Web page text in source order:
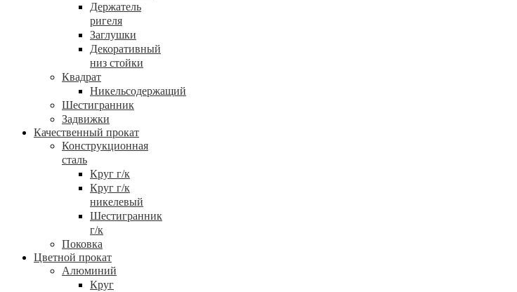
Держатель
ригеля
Заглушки
Декоративный
низ стойки
Квадрат
Никельсодержащий
Шестигранник
Задвижки
Качественный прокат
Конструкционная
сталь
Круг г/к
Круг г/к
никелевый
Шестигранник
г/к
Поковка
Цветной прокат
Алюминий
Круг